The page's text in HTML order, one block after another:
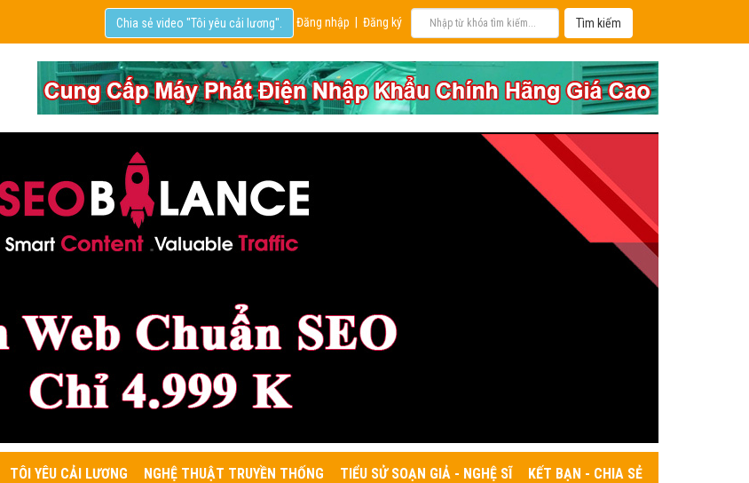
Đăng nhập Đăng ký
Chia sẻ video "Tôi yêu cải lương".
TÔI YÊU CẢI LƯƠNG NGHỆ THUẬT TRUYỀN THỐNG TIỂU SỬ SOẠN GIẢ - NGHỆ SĨ KẾT BẠN - CHIA SẺ